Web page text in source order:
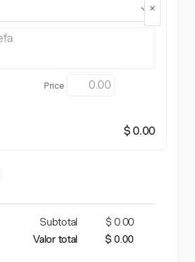
$ 0.00
Subtotal
$ 0.00
Valor total
$ 0.00